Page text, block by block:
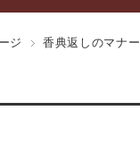
ジ 香典返しのマナー